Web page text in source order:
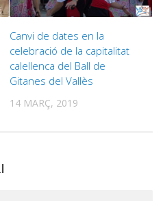
Canvi de dates en la
celebració de la capitalitat
calellenca del Ball de
Gitanes del Vallès
14 MARÇ, 2019